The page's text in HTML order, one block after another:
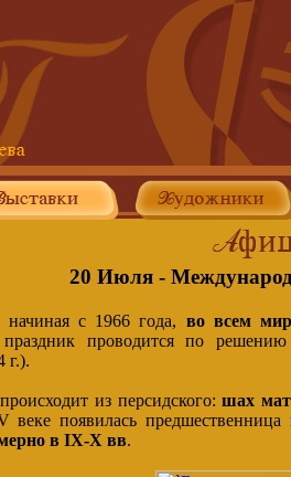
20 Июля -
с 1966 года, во всем
проводится по
г.).
из персидского:шах мат
появилась
в IX-X вв.